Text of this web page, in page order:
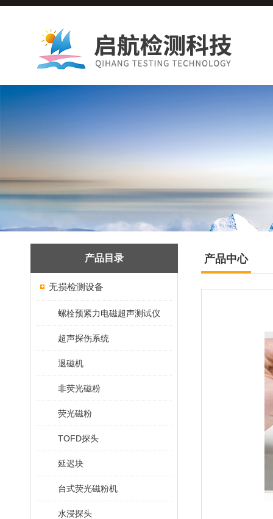
产品目录
无损检测设备
螺栓预紧力电磁超声测试仪
超声探伤系统
退磁机
非荧光磁粉
荧光磁粉
TOFD探头
延迟块
台式荧光磁粉机
水浸探头
产品中心